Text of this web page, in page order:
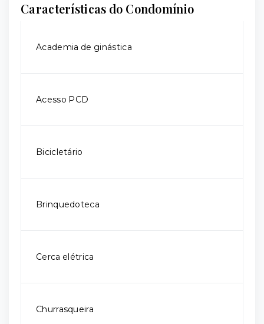
Características do Condomínio
Academia de ginástica
Acesso PCD
Bicicletário
Brinquedoteca
Cerca elétrica
Churrasqueira